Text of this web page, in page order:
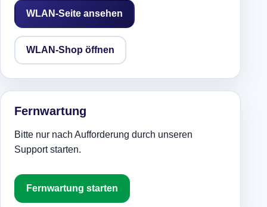
WLAN-Seite ansehen
WLAN-Shop öffnen
Fernwartung
Bitte nur nach Aufforderung durch unseren
Support starten.
Fernwartung starten